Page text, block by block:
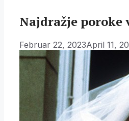
Najdražje poroke
Februar 22, 2023April 11,